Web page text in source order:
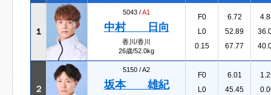
１
5043 /A1
中村 日向
香川/香川
26歳/52.0kg
F0
L0
0.15
6.72
52.89
67.77
２
5150 /A2
坂本 雄紀
F0
L0
6.01
45.45